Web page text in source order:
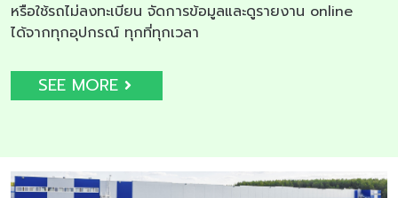
หรือใช้รถไม่ลงทะเบียน จัดการข้อมูลและดูรายงาน online
ได้จากทุกอุปกรณ์ ทุกที่ทุกเวลา
SEE MORE